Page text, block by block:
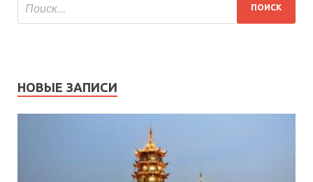
НОВЫЕ ЗАПИСИ